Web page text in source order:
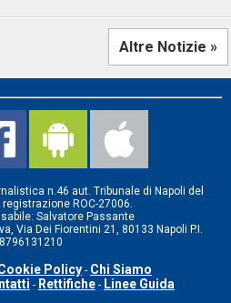
Altre Notizie »
n.46 aut. Tribunale di Napoli del
ROC-27006.
Salvatore Passante
Via Dei Fiorentini 21, 80133 Napoli P.I.
Policy - Chi Siamo
- Rettifiche - Linee Guida